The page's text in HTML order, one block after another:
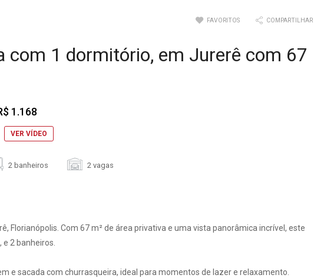
FAVORITOS COMPARTILHAR
com 1 dormitório, em Jurerê com 67
1.168
VER VÍDEO
2 banheiros 2 vagas
Florianópolis. Com 67 m² de área privativa e uma vista panorâmica incrível, este
2 banheiros.
e sacada com churrasqueira, ideal para momentos de lazer e relaxamento.